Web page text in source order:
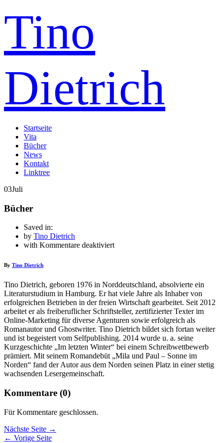
Tino
Dietrich
Startseite
Vita
Bücher
News
Kontakt
Linktree
03Juli
Bücher
Saved in:
by Tino Dietrich
with Kommentare deaktiviertfür
By Tino Dietrich
Tino Dietrich, geboren 1976 in Norddeutschland, absolvierte ein
Literaturstudium in Hamburg. Er hat viele Jahre als Inhaber von
erfolgreichen Betrieben in der freien Wirtschaft gearbeitet. Seit 2012
arbeitet er als freiberuflicher Schriftsteller, zertifizierter Texter im
Online-Marketing für diverse Agenturen sowie erfolgreich als
Romanautor und Ghostwriter. Tino Dietrich bildet sich fortan weiter
und ist begeistert vom Selfpublishing. 2014 wurde u. a. seine
Kurzgeschichte „Im letzten Winter“ bei einem Schreibwettbewerb
prämiert. Mit seinem Romandebüt „Mila und Paul – Sonne im
Norden“ fand der Autor aus dem Norden seinen Platz in einer stetig
wachsenden Lesergemeinschaft.
Kommentare (0)
Für Kommentare geschlossen.
Nächste Seite →
← Vorige Seite